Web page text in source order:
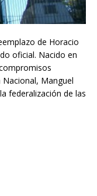
de Horacio
oficial. Nacido en
Manguel
federalización de las